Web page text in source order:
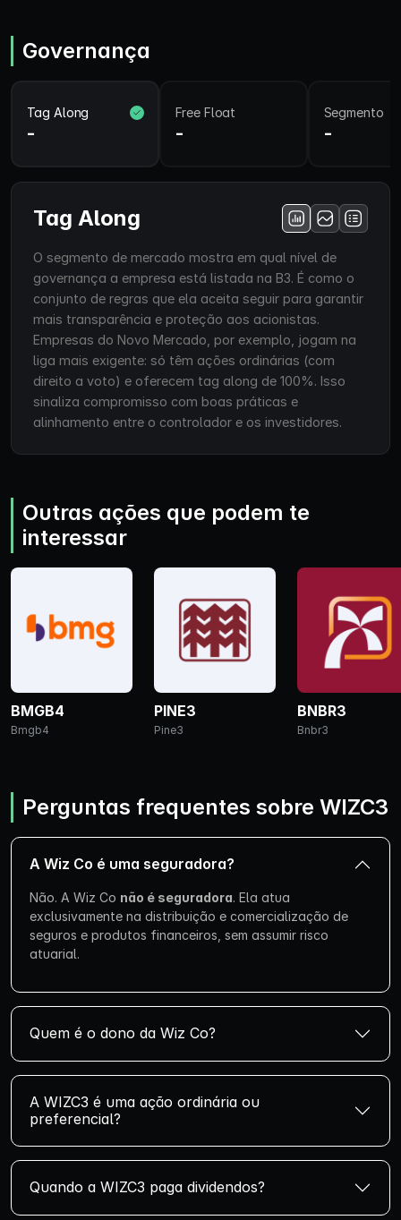
Governança
Tag Along
-
Free Float
-
Segmento
-
Tag Along
O segmento de mercado mostra em qual nível de
governança a empresa está listada na B3. É como o
conjunto de regras que ela aceita seguir para garantir
mais transparência e proteção aos acionistas.
Empresas do Novo Mercado, por exemplo, jogam na
liga mais exigente: só têm ações ordinárias (com
direito a voto) e oferecem tag along de 100%. Isso
sinaliza compromisso com boas práticas e
alinhamento entre o controlador e os investidores.
Outras ações que podem te
interessar
BMGB4
Bmgb4
PINE3
Pine3
BNBR3
Bnbr3
Perguntas frequentes sobre WIZC3
A Wiz Co é uma seguradora?
Não. A Wiz Co não é seguradora. Ela atua
exclusivamente na distribuição e comercialização de
seguros e produtos financeiros, sem assumir risco
atuarial.
Quem é o dono da Wiz Co?
A WIZC3 é uma ação ordinária ou
preferencial?
Quando a WIZC3 paga dividendos?